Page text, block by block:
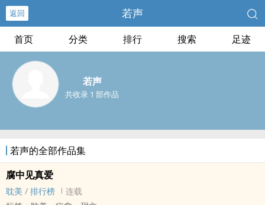
返回 若声
首页 分类 排行 搜索 足迹
若声
共收录 1 部作品
若声的全部作品集
腐中见真爱
耽美 / 排行榜
连载